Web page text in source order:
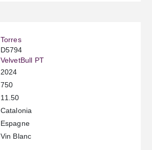
Torres
D5794
VelvetBull PT
2024
750
11.50
Catalonia
Espagne
Vin Blanc